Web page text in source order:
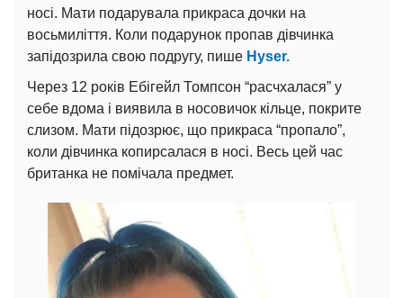
носі. Мати подарувала прикраса дочки на
восьмиліття. Коли подарунок пропав дівчинка
запідозрила свою подругу, пише Hyser.
Через 12 років Ебігейл Томпсон “расчхалася” у
себе вдома і виявила в носовичок кільце, покрите
слизом. Мати підозрює, що прикраса “пропало”,
коли дівчинка копирсалася в носі. Весь цей час
британка не помічала предмет.